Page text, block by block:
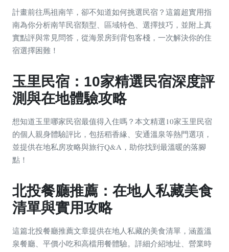
計畫前往馬祖南竿，卻不知道如何挑選民宿？這篇超實用指
南為你分析南竿民宿類型、區域特色、選擇技巧，並附上真
實點評與常見問答，從海景房到背包客棧，一次解決你的住
宿選擇困難！
玉里民宿：10家精選民宿深度評
測與在地體驗攻略
想知道玉里哪家民宿最值得入住嗎？本文精選10家玉里民宿
的個人親身體驗評比，包括稻香緣、安通溫泉等熱門選項，
並提供在地私房攻略與旅行Q&A，助你找到最溫暖的落腳
點！
北投餐廳推薦：在地人私藏美食
清單與實用攻略
這篇北投餐廳推薦文章提供在地人私藏的美食清單，涵蓋溫
泉餐廳、平價小吃和高檔用餐體驗。詳細介紹地址、營業時